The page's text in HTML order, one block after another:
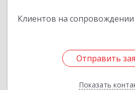
Клиентов на сопровождении
Отправить
Показать
Отправить
Назад